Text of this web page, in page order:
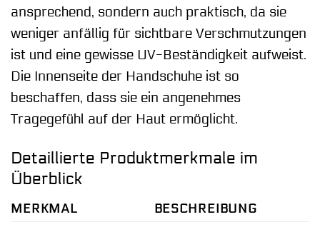
ansprechend, sondern auch praktisch, da sie
weniger anfällig für sichtbare Verschmutzungen
ist und eine gewisse UV-Beständigkeit aufweist.
Die Innenseite der Handschuhe ist so
beschaffen, dass sie ein angenehmes
Tragegefühl auf der Haut ermöglicht.
Detaillierte Produktmerkmale im
Überblick
MERKMAL
BESCHREIBUNG